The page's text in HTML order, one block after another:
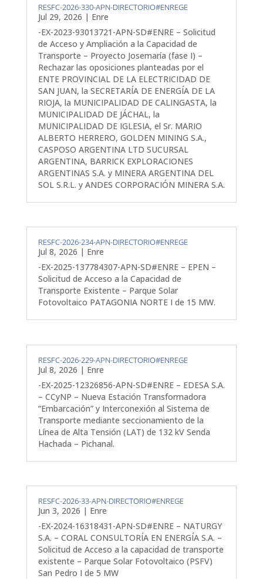
RESFC-2026-330-APN-DIRECTORIO#ENREGE
Jul 29, 2026 | Enre
-EX-2023-93013721-APN-SD#ENRE – Solicitud
de Acceso y Ampliación a la Capacidad de
Transporte – Proyecto Josemaría (fase I) –
Rechazar las oposiciones planteadas por el
ENTE PROVINCIAL DE LA ELECTRICIDAD DE
SAN JUAN, la SECRETARÍA DE ENERGÍA DE LA
RIOJA, la MUNICIPALIDAD DE CALINGASTA, la
MUNICIPALIDAD DE JÁCHAL, la
MUNICIPALIDAD DE IGLESIA, el Sr. MARIO
ALBERTO HERRERO, GOLDEN MINING S.A.,
CASPOSO ARGENTINA LTD SUCURSAL
ARGENTINA, BARRICK EXPLORACIONES
ARGENTINAS S.A. y MINERA ARGENTINA DEL
SOL S.R.L. y ANDES CORPORACIÓN MINERA S.A.
RESFC-2026-234-APN-DIRECTORIO#ENREGE
Jul 8, 2026 | Enre
-EX-2025-137784307-APN-SD#ENRE – EPEN –
Solicitud de Acceso a la Capacidad de
Transporte Existente – Parque Solar
Fotovoltaico PATAGONIA NORTE I de 15 MW.
RESFC-2026-229-APN-DIRECTORIO#ENREGE
Jul 8, 2026 | Enre
-EX-2025-12326856-APN-SD#ENRE – EDESA S.A.
– CCyNP – Nueva Estación Transformadora
“Embarcación” y Interconexión al Sistema de
Transporte mediante seccionamiento de la
Línea de Alta Tensión (LAT) de 132 kV Senda
Hachada – Pichanal.
RESFC-2026-33-APN-DIRECTORIO#ENREGE
Jun 3, 2026 | Enre
-EX-2024-16318431-APN-SD#ENRE – NATURGY
S.A. – CORAL CONSULTORÍA EN ENERGÍA S.A. –
Solicitud de Acceso a la capacidad de transporte
existente – Parque Solar Fotovoltaico (PSFV)
San Pedro I de 5 MW